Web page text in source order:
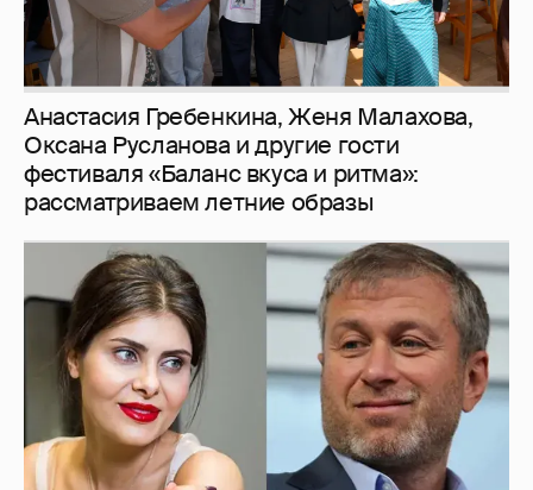
Анастасия Гребенкина, Женя Малахова,
Оксана Русланова и другие гости
фестиваля «Баланс вкуса и ритма»:
рассматриваем летние образы